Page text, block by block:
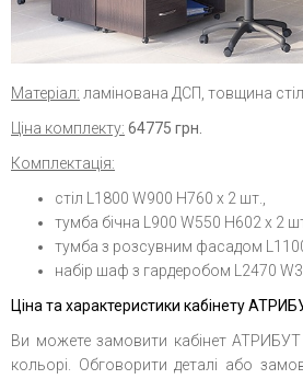
Матеріал: ламінована ДСП, товщина
Ціна комплекту: 64775 грн.
Комплектація:
стіл L1800 W900 H760 х 2 шт.,
тумба бічна L900 W550 H602 х 2
тумба з розсувним фасадом
набір шаф з гардеробом L2470
Ціна та характеристики кабінету
Ви можете замовити кабінет АТРИБУТ
кольорі. Обговорити деталі або